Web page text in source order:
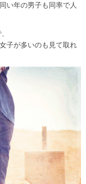
い年の男子も同率で人
子が多いのも見て取れ